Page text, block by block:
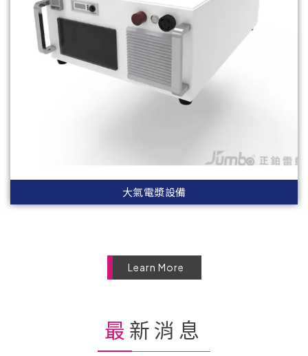
大氣電漿設備
Learn More
最新消息